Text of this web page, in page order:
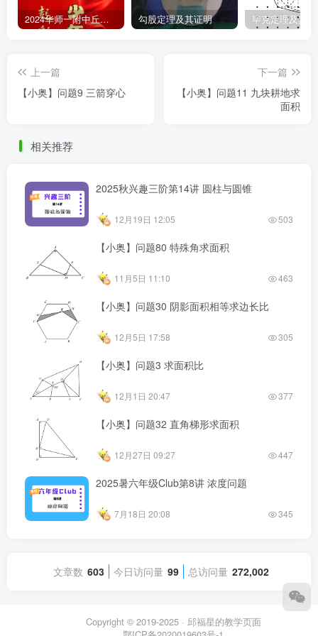
2024华师一附中丘班游园考试真题 勾股定理及其证明 毕克定理及其
上一篇
【小奥】问题9 三箭穿心
下一篇
【小奥】问题11 九块耕地求
面积
相关推荐
2025秋兴趣三阶第14讲 圆柱与圆锥
12月19日 12:05 503
【小奥】问题80 特殊角求面积
11月5日 11:10 463
【小奥】问题30 阴影面积相等求边长比
12月5日 17:58 305
【小奥】问题3 求面积比
12月1日 20:47 377
【小奥】问题32 直角梯形求面积
12月27日 09:27 447
2025暑六年级Club第8讲 浓度问题
7月18日 20:08 345
文章数 603 今日访问量 99 总访问量 272,002
Copyright © 2019-2025 · 邱福星的教学页面